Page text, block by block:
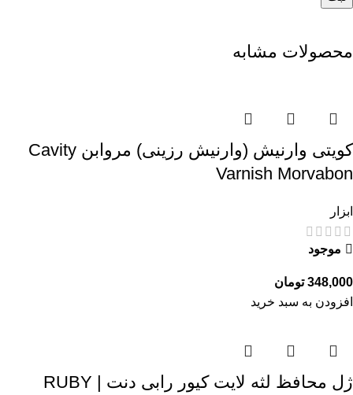
محصولات مشابه
کویتی وارنیش (وارنیش رزینی) مروابن Cavity
Varnish Morvabon
ابزار
موجود
348,000 تومان
افزودن به سبد خرید
ژل محافظ لثه لایت کیور رابی دنت | RUBY